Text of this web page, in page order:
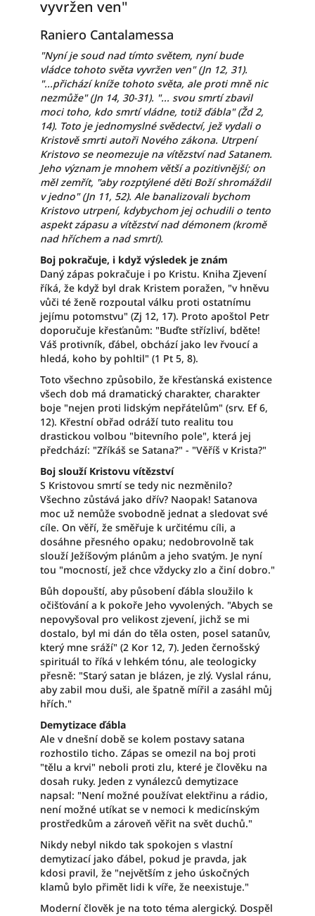
vyvržen ven"
Raniero Cantalamessa
"Nyní je soud nad tímto světem, nyní bude
vládce tohoto světa vyvržen ven" (Jn 12, 31).
"...přichází kníže tohoto světa, ale proti mně nic
nezmůže" (Jn 14, 30-31). "... svou smrtí zbavil
moci toho, kdo smrtí vládne, totiž ďábla" (Žd 2,
14). Toto je jednomyslné svědectví, jež vydali o
Kristově smrti autoři Nového zákona. Utrpení
Kristovo se neomezuje na vítězství nad Satanem.
Jeho význam je mnohem větší a pozitivnější; on
měl zemřít, "aby rozptýlené děti Boží shromáždil
v jedno" (Jn 11, 52). Ale banalizovali bychom
Kristovo utrpení, kdybychom jej ochudili o tento
aspekt zápasu a vítězství nad démonem (kromě
nad hříchem a nad smrtí).
Boj pokračuje, i když výsledek je znám
Daný zápas pokračuje i po Kristu. Kniha Zjevení
říká, že když byl drak Kristem poražen, "v hněvu
vůči té ženě rozpoutal válku proti ostatnímu
jejímu potomstvu" (Zj 12, 17). Proto apoštol Petr
doporučuje křesťanům: "Buďte střízliví, bděte!
Váš protivník, ďábel, obchází jako lev řvoucí a
hledá, koho by pohltil" (1 Pt 5, 8).
Toto všechno způsobilo, že křesťanská existence
všech dob má dramatický charakter, charakter
boje "nejen proti lidským nepřátelům" (srv. Ef 6,
12). Křestní obřad odráží tuto realitu tou
drastickou volbou "bitevního pole", která jej
předchází: "Zříkáš se Satana?" - "Věříš v Krista?"
Boj slouží Kristovu vítězství
S Kristovou smrtí se tedy nic nezměnilo?
Všechno zůstává jako dřív? Naopak! Satanova
moc už nemůže svobodně jednat a sledovat své
cíle. On věří, že směřuje k určitému cíli, a
dosáhne přesného opaku; nedobrovolně tak
slouží Ježíšovým plánům a jeho svatým. Je nyní
tou "mocností, jež chce vždycky zlo a činí dobro."
Bůh dopouští, aby působení ďábla sloužilo k
očišťování a k pokoře Jeho vyvolených. "Abych se
nepovyšoval pro velikost zjevení, jichž se mi
dostalo, byl mi dán do těla osten, posel satanův,
který mne sráží" (2 Kor 12, 7). Jeden černošský
spirituál to říká v lehkém tónu, ale teologicky
přesně: "Starý satan je blázen, je zlý. Vyslal ránu,
aby zabil mou duši, ale špatně mířil a zasáhl můj
hřích."
Demytizace ďábla
Ale v dnešní době se kolem postavy satana
rozhostilo ticho. Zápas se omezil na boj proti
"tělu a krvi" neboli proti zlu, které je člověku na
dosah ruky. Jeden z vynálezců demytizace
napsal: "Není možné používat elektřinu a rádio,
není možné utíkat se v nemoci k medicínským
prostředkům a zároveň věřit na svět duchů."
Nikdy nebyl nikdo tak spokojen s vlastní
demytizací jako ďábel, pokud je pravda, jak
kdosi pravil, že "největším z jeho úskočných
klamů bylo přimět lidi k víře, že neexistuje."
Moderní člověk je na toto téma alergický. Dospěl